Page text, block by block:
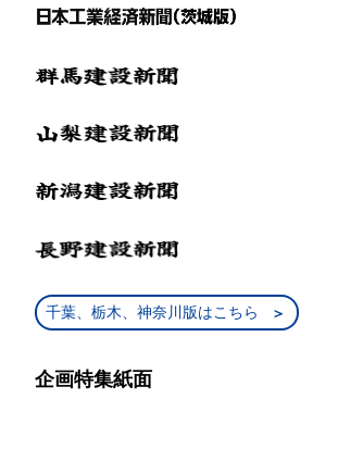
千葉、栃木、神奈川版はこちら
企画特集紙面